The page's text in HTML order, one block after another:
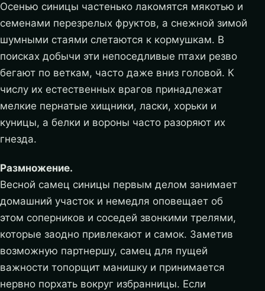
Осенью синицы частенько лакомятся мякотью и
семенами перезрелых фруктов, а снежной зимой
шумными стаями слетаются к кормушкам. В
поисках добычи эти непоседливые птахи резво
бегают по веткам, часто даже вниз головой. К
числу их естественных врагов принадлежат
мелкие пернатые хищники, ласки, хорьки и
куницы, а белки и вороны часто разоряют их
гнезда.
Размножение.
Весной самец синицы первым делом занимает
домашний участок и немедля оповещает об
этом соперников и соседей звонкими трелями,
которые заодно привлекают и самок. Заметив
возможную партнершу, самец для пущей
важности топорщит манишку и принимается
нервно порхать вокруг избранницы. Если